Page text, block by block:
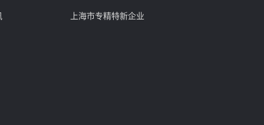
上海市专精特新企业